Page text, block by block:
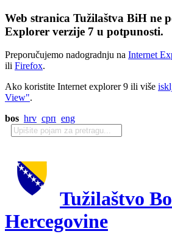
Web stranica Tužilaštva BiH ne
Explorer verzije 7 u potpunosti.
Preporučujemo nadogradnju na Internet
ili Firefox.
Ako koristite Internet explorer 9 ili više
View".
bos hrv срп eng
Tužilaštvo
Hercegovine